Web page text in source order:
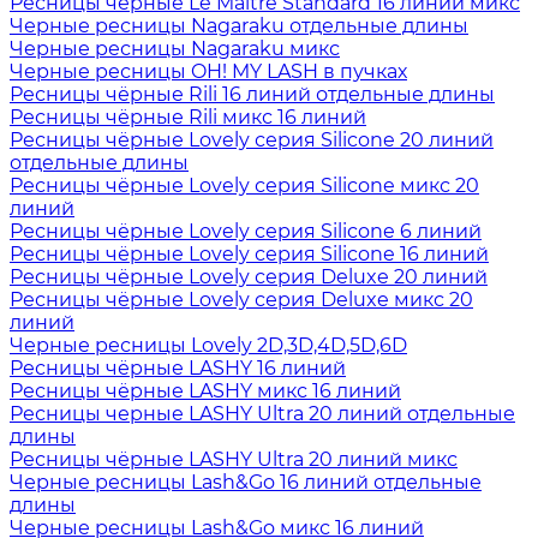
Черные ресницы Nagaraku отдельные длины
Черные ресницы Nagaraku микс
Черные ресницы OH! MY LASH в пучках
Ресницы чёрные Rili 16 линий отдельные длины
Ресницы чёрные Rili микс 16 линий
Ресницы чёрные Lovely серия Silicone 20 линий
отдельные длины
Ресницы чёрные Lovely серия Silicone микс 20
линий
Ресницы чёрные Lovely серия Silicone 6 линий
Ресницы чёрные Lovely серия Silicone 16 линий
Ресницы чёрные Lovely серия Deluxe 20 линий
Ресницы чёрные Lovely серия Deluxe микс 20
линий
Черные ресницы Lovely 2D,3D,4D,5D,6D
Ресницы чёрные LASHY 16 линий
Ресницы чёрные LASHY микс 16 линий
Ресницы черные LASHY Ultra 20 линий отдельные
длины
Ресницы чёрные LASHY Ultra 20 линий микс
Черные ресницы Lash&Go 16 линий отдельные
длины
Черные ресницы Lash&Go микс 16 линий